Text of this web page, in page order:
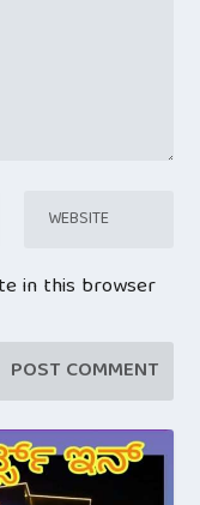
in this browser